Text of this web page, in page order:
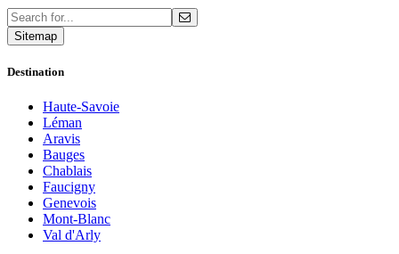
Sitemap
Destination
Haute-Savoie
Léman
Aravis
Bauges
Chablais
Faucigny
Genevois
Mont-Blanc
Val d'Arly